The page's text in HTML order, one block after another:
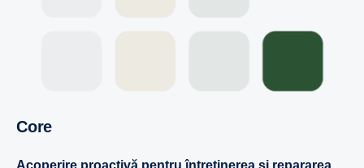
Core
Acoperire proactivă pentru întreținerea și repararea